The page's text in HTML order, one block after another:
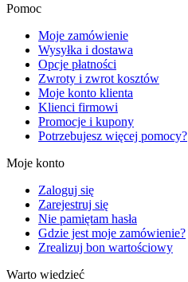
Pomoc
Moje zamówienie
Wysyłka i dostawa
Opcje płatności
Zwroty i zwrot kosztów
Moje konto klienta
Klienci firmowi
Promocje i kupony
Potrzebujesz więcej pomocy?
Moje konto
Zaloguj się
Zarejestruj się
Nie pamiętam hasła
Gdzie jest moje zamówienie?
Zrealizuj bon wartościowy
Warto wiedzieć